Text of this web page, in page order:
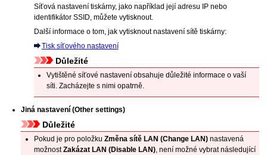
Síťová nastavení tiskárny, jako například její adresu IPnebo
identifikátor SSID, můžete vytisknout.
Další informace o tom, jak vytisknout nastavení sítě tiskárny:
Tisk síťového nastavení
Důležité
Vytištěné síťové nastavení obsahuje důležité informace o vaší
síti. Zacházejte s nimi opatrně.
Jiná nastavení (Other settings)
Důležité
Pokud je pro položku Změna sítě LAN (Change LAN)nastavená
možnostZakázat LAN (Disable LAN), není možné vybrat následující